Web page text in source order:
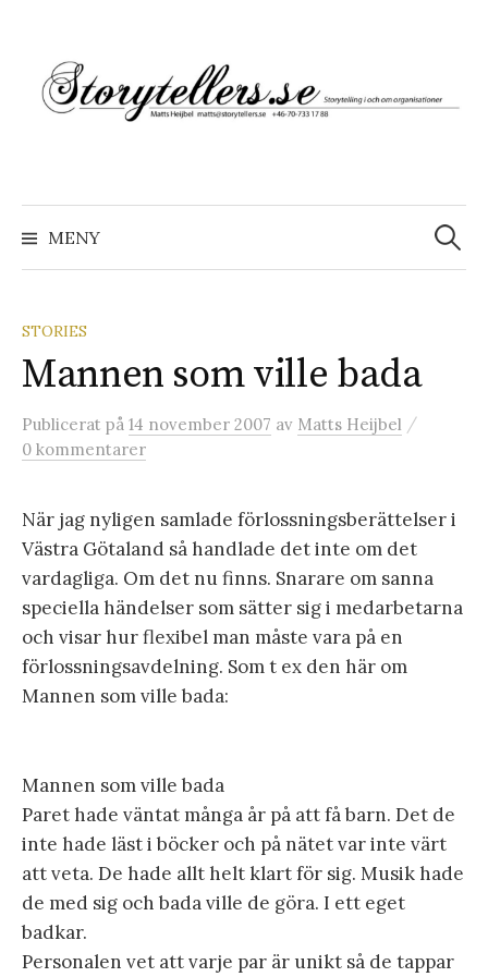
innehåll
MENY
Sök
efter:
STORIES
Mannen som ville bada
Publicerat på 14 november 2007 av Matts Heijbel /
0 kommentarer
När jag nyligen samlade förlossningsberättelser i
Västra Götaland så handlade det inte om det
vardagliga. Om det nu finns. Snarare om sanna
speciella händelser som sätter sig i medarbetarna
och visar hur flexibel man måste vara på en
förlossningsavdelning. Som t ex den här om
Mannen som ville bada:
Mannen som ville bada
Paret hade väntat många år på att få barn. Det de
inte hade läst i böcker och på nätet var inte värt
att veta. De hade allt helt klart för sig. Musik hade
de med sig och bada ville de göra. I ett eget
badkar.
Personalen vet att varje par är unikt så de tappar